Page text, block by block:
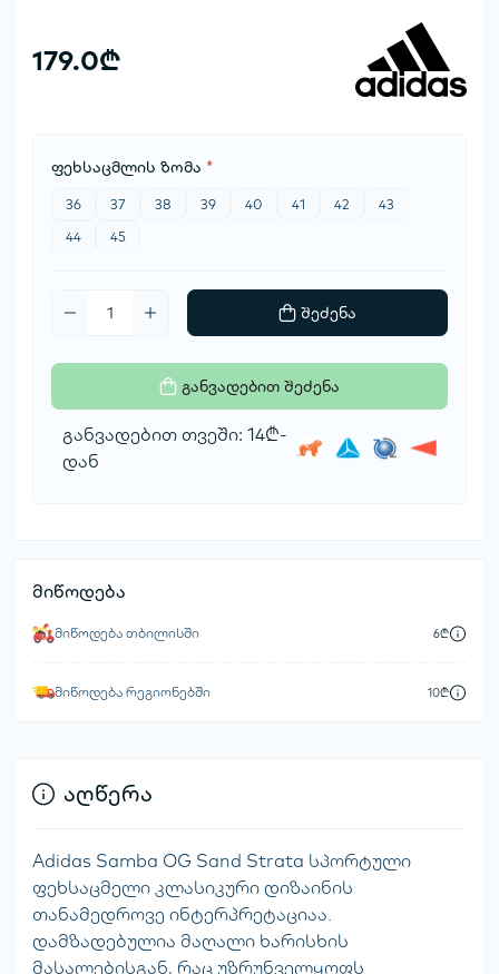
179.0₾
ფეხსაცმლის ზომა *
36 37 38 39 40 41 42
43
44
45
შეძენა
განვადებით შეძენა
განვადებით თვეში: 14₾-
დან
მიწოდება
მიწოდება თბილისში 6₾
მიწოდება რეგიონებში 10₾
აღწერა
Adidas Samba OG Sand Strata სპორტული
ფეხსაცმელი კლასიკური დიზაინის
თანამედროვე ინტერპრეტაციაა.
დამზადებულია მაღალი ხარისხის
მასალებისგან, რაც უზრუნველყოფს